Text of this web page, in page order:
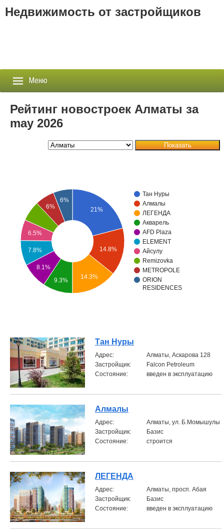
Недвижимость от застройщиков
Меню
Застройщики
Новостройки
Агентства
Объявления
Кабинет
Рейтинг новостроек Алматы за
may 2026
Показать
Тан Нуры
Алмалы
ЛЕГЕНДА
Акварель
AFD Plaza
ELEMENT
Айсулу
Remizovka
METROPOLE
ORION
RESIDENCES
21%
14.8%
6%
6%
6.5%
7.8%
8.1%
9.3%
14.3%
Тан Нуры
Aдрес:
Алматы, Аскарова 128
Застройщик:
Falcon Petroleum
Состояние:
введен в эксплуатацию
Алмалы
Aдрес:
Алматы, ул. Б.Момышулы
Застройщик:
Базис
Состояние:
строится
ЛЕГЕНДА
Aдрес:
Алматы, просп. Абая
Застройщик:
Базис
Состояние:
введен в эксплуатацию